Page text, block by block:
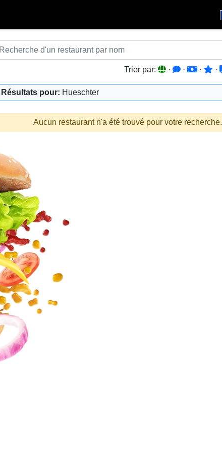
Trier par: · · · ·
Résultats pour: Hueschter
Aucun restaurant n'a été trouvé pour votre recherche.